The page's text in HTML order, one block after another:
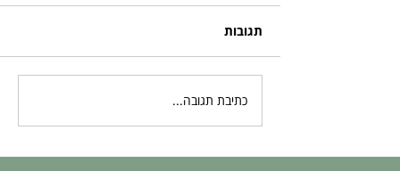
תגובות
כתיבת תגובה...